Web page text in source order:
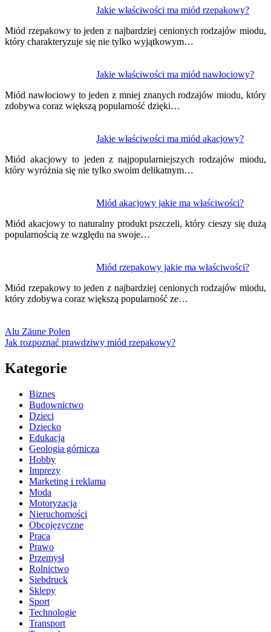
Jakie właściwości ma miód rzepakowy?
Miód rzepakowy to jeden z najbardziej cenionych rodzajów miodu,
który charakteryzuje się nie tylko wyjątkowym…
Jakie właściwości ma miód nawłociowy?
Miód nawłociowy to jeden z mniej znanych rodzajów miodu, który
zdobywa coraz większą popularność dzięki…
Jakie właściwości ma miód akacjowy?
Miód akacjowy to jeden z najpopularniejszych rodzajów miodu,
który wyróżnia się nie tylko swoim delikatnym…
Miód akacjowy jakie ma właściwości?
Miód akacjowy to naturalny produkt pszczeli, który cieszy się dużą
popularnością ze względu na swoje…
Miód rzepakowy jakie ma właściwości?
Miód rzepakowy to jeden z najbardziej cenionych rodzajów miodu,
który zdobywa coraz większą popularność ze…
wpisu
Alu Zäune Polen
Jak rozpoznać prawdziwy miód rzepakowy?
Kategorie
Biznes
Budownictwo
Dzieci
Dziecko
Edukacja
Geologia górnicza
Hobby
Imprezy
Marketing i reklama
Moda
Motoryzacja
Nieruchomości
Obcojęzyczne
Praca
Prawo
Przemysł
Rolnictwo
Siebdruck
Sklepy
Sport
Technologie
Transport